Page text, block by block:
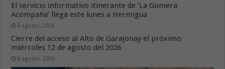
El servicio informativo itinerante de ‘La Gomera
Acompaña’ llega este lunes a Hermigua
8 agosto, 2026
Cierre del acceso al Alto de Garajonay el próximo
miércoles 12 de agosto del 2026
8 agosto, 2026